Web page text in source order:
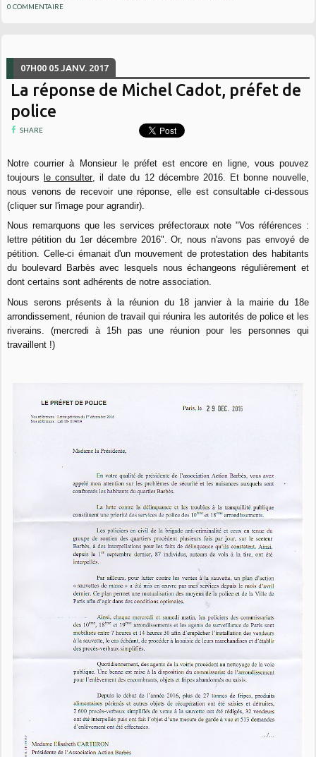
0 COMMENTAIRE
07H00 05 JANV. 2017
La réponse de Michel Cadot, préfet de
police
SHARE
Notre courrier à Monsieur le préfet est encore en ligne, vous pouvez
toujours
le consulter, il date du 12 décembre 2016. Et bonne nouvelle,
nous venons de recevoir une réponse, elle est consultable ci-dessous
(cliquer sur l'image pour agrandir).
Nous remarquons que les services préfectoraux note "Vos références :
lettre pétition du 1er décembre 2016". Or, nous n'avons pas envoyé de
pétition. Celle-ci émanait d'un mouvement de protestation des habitants
du boulevard Barbès avec lesquels nous échangeons régulièrement et
dont certains sont adhérents de notre association.
Nous serons présents à la réunion du 18 janvier à la mairie du 18e
arrondissement, réunion de travail qui réunira les autorités de police et les
riverains. (mercredi à 15h pas une réunion pour les personnes qui
travaillent !)